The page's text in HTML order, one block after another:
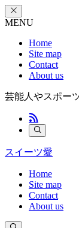
MENU
Home
Site map
Contact
About us
芸能人やスポー
スイーツ愛
Home
Site map
Contact
About us